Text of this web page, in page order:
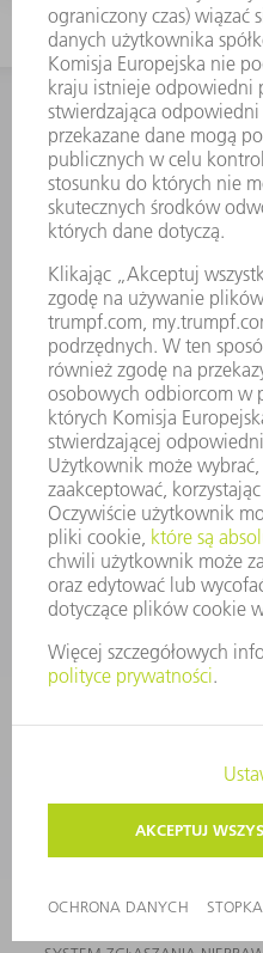
KONTAKT
WYDARZENIA I TERMINY
SERWIS ONLINE
KONTAKT
LOKALIZACJE
WYDARZENIA I TERMINY
SUBSKRYPCJA NEWSLETTERA
MYTRUMPF
KARTY BEZPIECZEŃSTWA
PRODUKTY
MASZYNY & SYSTEMY
LASER
ENERGOELEKTRONIKA
ELEKTRONARZĘDZIA
SMART FACTORY
OPROGRAMOWANIE
USŁUGI SERWISOWE
OFERTY STANOWISK
PROFIL FIRMY
ZARZĄD
ZASADY BIZNESOWE